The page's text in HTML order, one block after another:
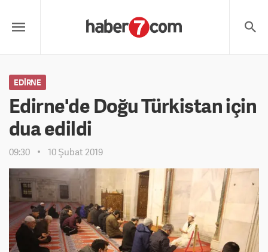
EDIRNE
Edirne'de Doğu Türkistan için
dua edildi
09:30 10 Şubat 2019